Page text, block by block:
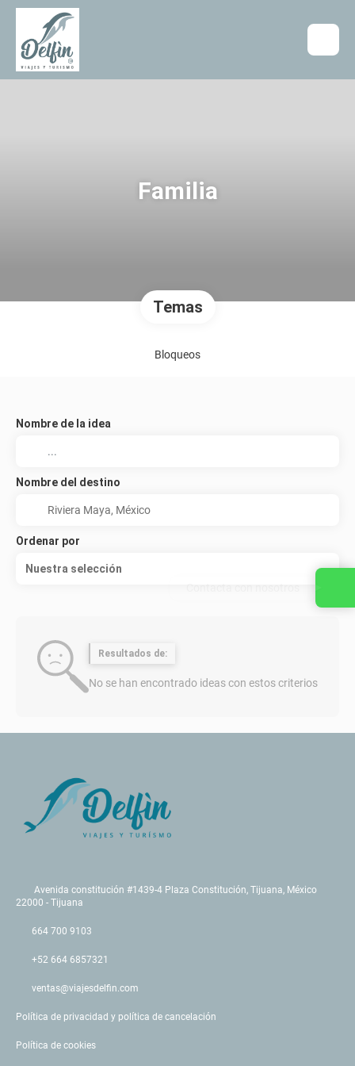
Familia
Temas
Bloqueos
Nombre de la idea
Nombre del destino
Ordenar por
Nuestra selección
Resultados de:
No se han encontrado ideas con estos criterios
Avenida constitución #1439-4 Plaza Constitución, Tijuana, México
22000 - Tijuana
664 700 9103
+52 664 6857321
ventas@viajesdelfin.com
Política de privacidad y política de cancelación
Política de cookies